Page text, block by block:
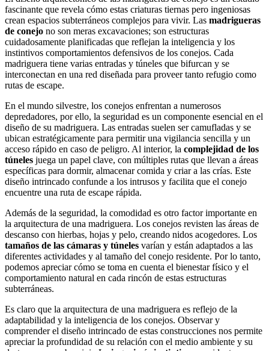
fascinante que revela cómo estas criaturas tiernas pero ingeniosas
crean espacios subterráneos complejos para vivir. Las madrigueras
de conejo no son meras excavaciones; son estructuras
cuidadosamente planificadas que reflejan la inteligencia y los
instintivos comportamientos defensivos de los conejos. Cada
madriguera tiene varias entradas y túneles que bifurcan y se
interconectan en una red diseñada para proveer tanto refugio como
rutas de escape.
En el mundo silvestre, los conejos enfrentan a numerosos
depredadores, por ello, la seguridad es un componente esencial en el
diseño de su madriguera. Las entradas suelen ser camufladas y se
ubican estratégicamente para permitir una vigilancia sencilla y un
acceso rápido en caso de peligro. Al interior, la complejidad de los
túneles juega un papel clave, con múltiples rutas que llevan a áreas
específicas para dormir, almacenar comida y criar a las crías. Este
diseño intrincado confunde a los intrusos y facilita que el conejo
encuentre una ruta de escape rápida.
Además de la seguridad, la comodidad es otro factor importante en
la arquitectura de una madriguera. Los conejos revisten las áreas de
descanso con hierbas, hojas y pelo, creando nidos acogedores. Los
tamaños de las cámaras y túneles varían y están adaptados a las
diferentes actividades y al tamaño del conejo residente. Por lo tanto,
podemos apreciar cómo se toma en cuenta el bienestar físico y el
comportamiento natural en cada rincón de estas estructuras
subterráneas.
Es claro que la arquitectura de una madriguera es reflejo de la
adaptabilidad y la inteligencia de los conejos. Observar y
comprender el diseño intrincado de estas construcciones nos permite
apreciar la profundidad de su relación con el medio ambiente y su